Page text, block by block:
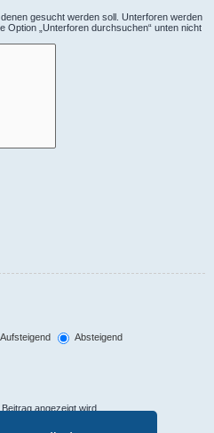
gesucht werden soll. Unterforen werden
Option „Unterforen durchsuchen“ unten nicht
Aufsteigend
Absteigend
angezeigt wird.